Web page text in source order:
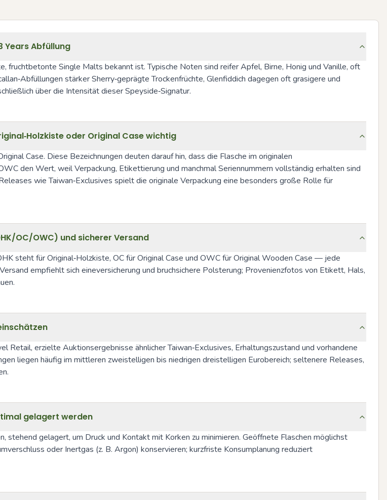
Years Abfüllung
fruchtbetonte Single Malts bekannt ist. Typische Noten sind reifer Apfel, Birne, Honig und Vanille, oft
stärker Sherry‑geprägte Trockenfrüchte, Glenfiddich dagegen oft grasigere und
über die Intensität dieser Speyside‑Signatur.
oder Original Case wichtig
Case. Diese Bezeichnungen deuten darauf hin, dass die Flasche im originalen
den Wert, weil Verpackung, Etikettierung und manchmal Seriennummern vollständig erhalten sind
wie Taiwan‑Exclusives spielt die originale Verpackung eine besonders große Rolle für
OC/OWC) und sicherer Versand
steht für Original‑Holzkiste, OC für Original Case und OWC für Original Wooden Case — jede
empfiehlt sich eineversicherung und bruchsichere Polsterung; Provenienzfotos von Etikett, Hals,
erzielte Auktionsergebnisse ähnlicher Taiwan‑Exclusives, Erhaltungszustand und vorhandene
liegen häufig im mittleren zweistelligen bis niedrigen dreistelligen Eurobereich; seltenere Releases,
gelagert werden
stehend gelagert, um Druck und Kontakt mit Korken zu minimieren. Geöffnete Flaschen möglichst
oder Inertgas (z. B. Argon) konservieren; kurzfriste Konsumplanung reduziert